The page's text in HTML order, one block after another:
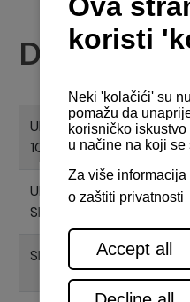
Dokumenti
UPORABNI PRIRUČNIK
1GM10
UPORABNI PRIRUČNIK
SD25
SPECIFIKACIJE MOTORA